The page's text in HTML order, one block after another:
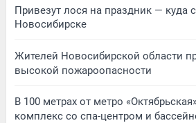
Привезут лося на праздник — куда
Новосибирске
Жителей Новосибирской области
высокой пожароопасности
В 100 метрах от метро
комплекс со спа-центром и